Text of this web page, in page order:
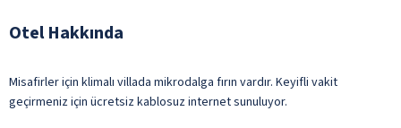
Otel Hakkında
Misafirler için klimalı villada mikrodalga fırın vardır. Keyifli vakit
geçirmeniz için ücretsiz kablosuz internet sunuluyor.